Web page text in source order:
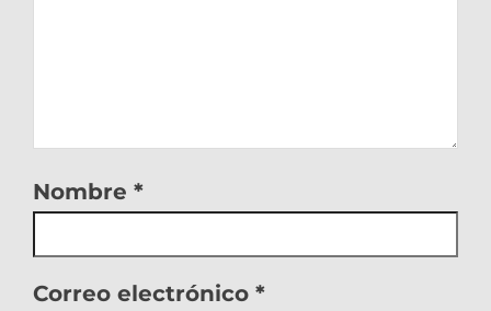
Nombre *
Correo electrónico *